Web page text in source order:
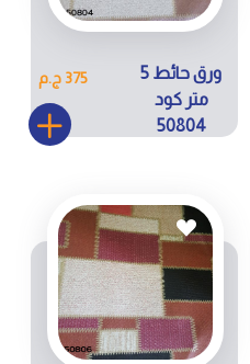
ورق حائط 5
متر كود
50804
375 ج.م